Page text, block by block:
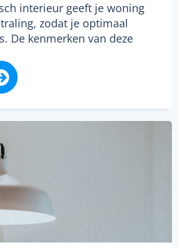
interieur geeft je woning
zodat je optimaal
De kenmerken van deze